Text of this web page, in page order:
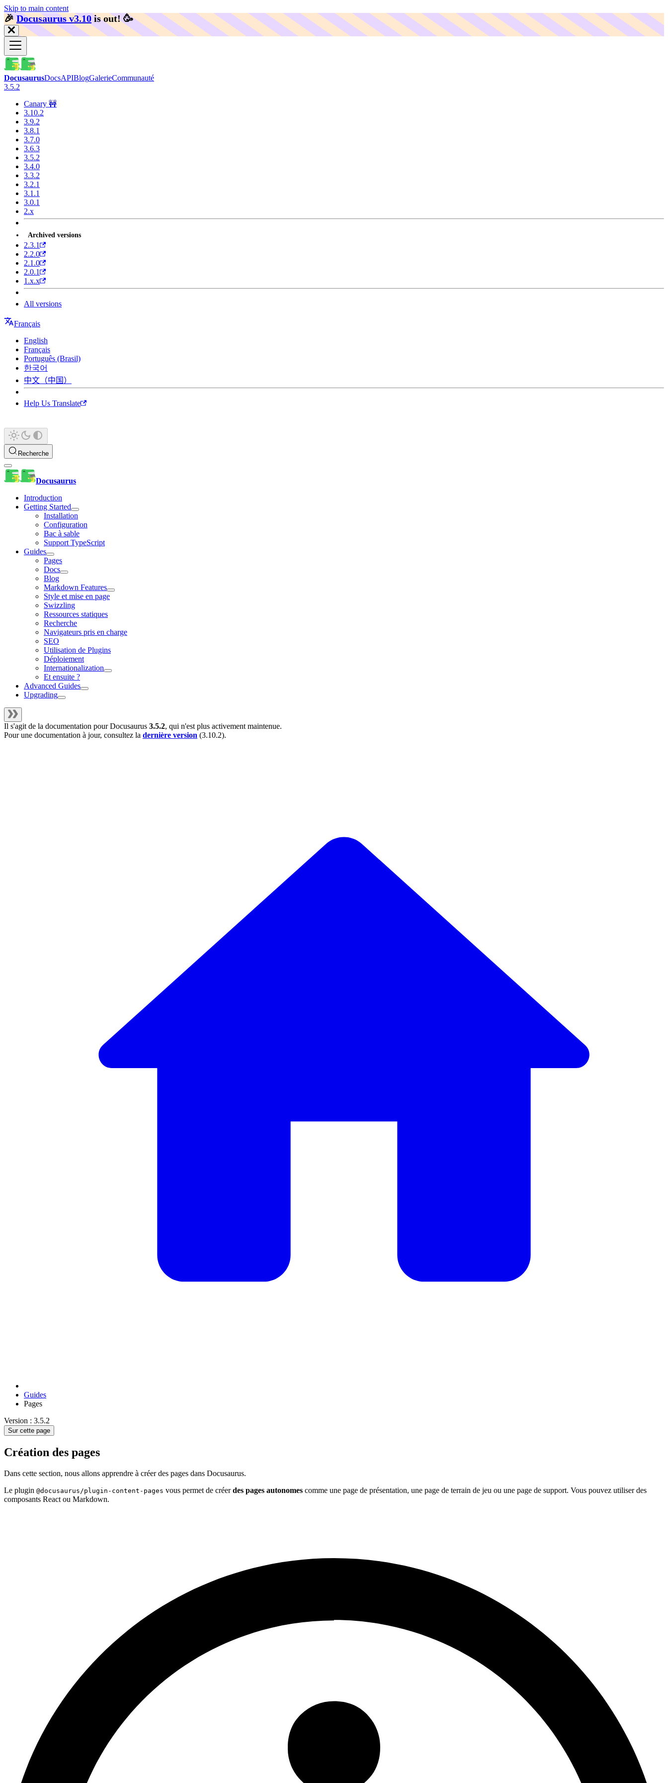
Skip to main content
🎉️Docusaurus v3.10 is out! 🥳️
DocusaurusDocsAPIBlogGalerieCommunauté
3.5.2
Canary 🚧
3.10.2
3.9.2
3.8.1
3.7.0
3.6.3
3.5.2
3.4.0
3.3.2
3.2.1
3.1.1
3.0.1
2.x
Archived versions
2.3.1
2.2.0
2.1.0
2.0.1
1.x.x
All versions
Français
English
Français
Português (Brasil)
한국어
中文（中国）
Help Us Translate
Recherche
Docusaurus
Introduction
Getting Started
Installation
Configuration
Bac à sable
Support TypeScript
Guides
Pages
Docs
Blog
Markdown Features
Style et mise en page
Swizzling
Ressources statiques
Recherche
Navigateurs pris en charge
SEO
Utilisation de Plugins
Déploiement
Internationalization
Et ensuite ?
Advanced Guides
Upgrading
Il s'agit de la documentation pourDocusaurus 3.5.2, qui n'est plus activement maintenue.
Pour une documentation à jour, consultez la dernière version (3.10.2).
Guides
Pages
Version : 3.5.2
Sur cette page
Création des pages
Dans cette section, nous allons apprendre à créer des pages dans Docusaurus.
Le plugin @docusaurus/plugin-content-pages vous permet de créerdes pages autonomes comme une page de présentation, une page de terrain de jeu ou une page de support. Vous pouvez utiliser des
composants React ou Markdown.